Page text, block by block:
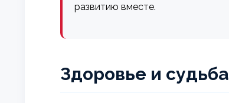
развитию вместе.
Здоровье и судьба